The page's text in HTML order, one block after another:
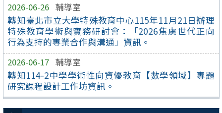
2026-06-26 輔導室
轉知臺北市立大學特殊教育中心115年11月21日辦理
特殊教育學術與實務研討會：「2026焦慮世代正向
行為支持的專業合作與溝通」資訊。
2026-06-17 輔導室
轉知114-2中學學術性向資優教育【數學領域】專題
研究課程設計工作坊資訊。